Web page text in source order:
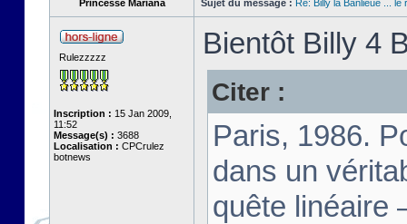
Princesse Mariana Sujet du message : Re: Billy la Banlieue ... le
Rulezzzzz
Inscription : 15 Jan 2009,
11:52
Message(s) : 3688
Localisation : CPCrulez
botnews
Bientôt Billy 4
Citer :
Paris, 1986.
dans un
quête linéaire